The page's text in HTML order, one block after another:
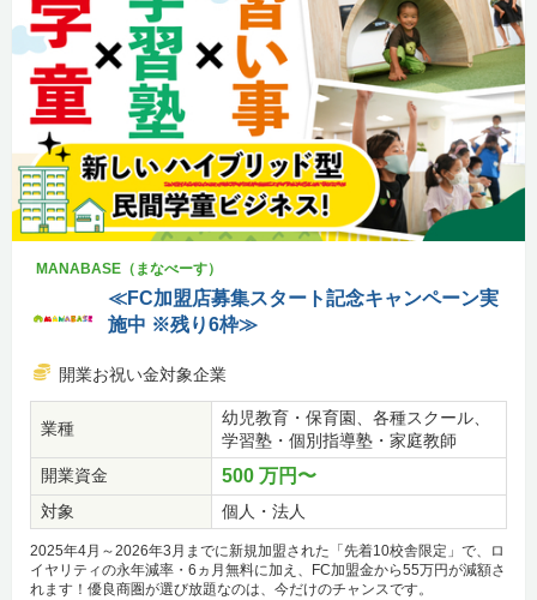
MANABASE（まなべーす）
≪FC加盟店募集スタート記念キャンペーン実
施中 ※残り6枠≫
開業お祝い金対象企業
業種
幼児教育・保育園、各種スクール、
学習塾・個別指導塾・家庭教師
開業資金
500 万円〜
対象 個人・法人
2025年4月～2026年3月までに新規加盟された「先着10校舎限定」で、ロ
イヤリティの永年減率・6ヵ月無料に加え、FC加盟金から55万円が減額さ
れます！優良商圏が選び放題なのは、今だけのチャンスです。